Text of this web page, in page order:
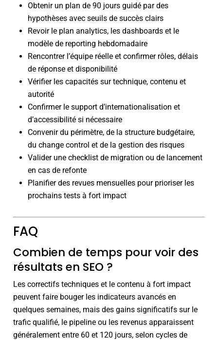
Obtenir un plan de 90 jours guidé par des
hypothèses avec seuils de succès clairs
Revoir le plan analytics, les dashboards et le
modèle de reporting hebdomadaire
Rencontrer l’équipe réelle et confirmer rôles, délais
de réponse et disponibilité
Vérifier les capacités sur technique, contenu et
autorité
Confirmer le support d’internationalisation et
d’accessibilité si nécessaire
Convenir du périmètre, de la structure budgétaire,
du change control et de la gestion des risques
Valider une checklist de migration ou de lancement
en cas de refonte
Planifier des revues mensuelles pour prioriser les
prochains tests à fort impact
FAQ
Combien de temps pour voir des
résultats en SEO ?
Les correctifs techniques et le contenu à fort impact
peuvent faire bouger les indicateurs avancés en
quelques semaines, mais des gains significatifs sur le
trafic qualifié, le pipeline ou les revenus apparaissent
généralement entre 60 et 120 jours, selon cycles de